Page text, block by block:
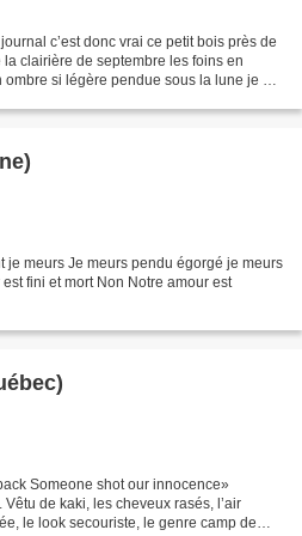
c’est donc vrai ce petit bois près de
clairière de septembre les foins en
si légère pendue sous la lune je ne
je meurs Je meurs pendu égorgé je meurs
fini et mort Non Notre amour est
vivant (Québec)
Someone shot our innocence»
de kaki, les cheveux rasés, l’air
le look secouriste, le genre camp de